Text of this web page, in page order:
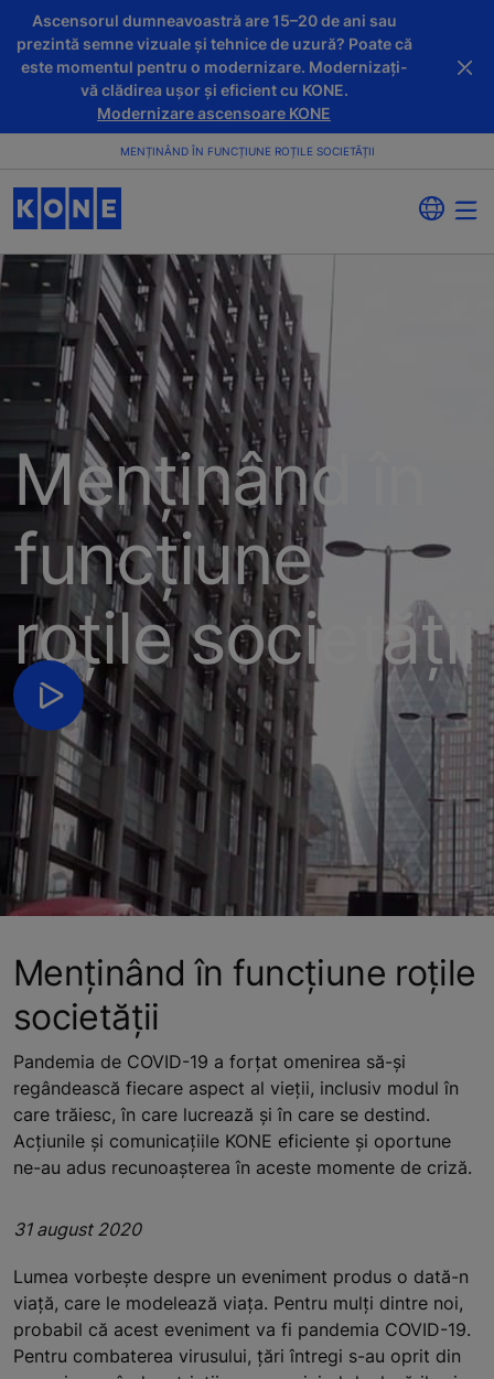
Ascensorul dumneavoastră are 15–20 de ani sau
prezintă semne vizuale și tehnice de uzură? Poate că
este momentul pentru o modernizare. Modernizați-
vă clădirea ușor și eficient cu KONE.
Modernizare ascensoare KONE
MENȚINÂND ÎN FUNCȚIUNE ROȚILE SOCIETĂȚII
Menținând în
funcțiune
roțile societății
Menținând în funcțiune roțile
societății
Pandemia de COVID-19 a forțat omenirea să-și
regândească fiecare aspect al vieții, inclusiv modul în
care trăiesc, în care lucrează și în care se destind.
Acțiunile și comunicațiile KONE eficiente și oportune
ne-au adus recunoașterea în aceste momente de criză.
31 august 2020
Lumea vorbește despre un eveniment produs o dată-n
viață, care le modelează viața. Pentru mulți dintre noi,
probabil că acest eveniment va fi pandemia COVID-19.
Pentru combaterea virusului, țări întregi s-au oprit din